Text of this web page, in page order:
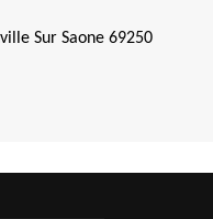
Sur Saone 69250